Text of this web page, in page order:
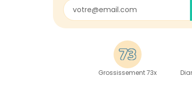
Grossissement 73x